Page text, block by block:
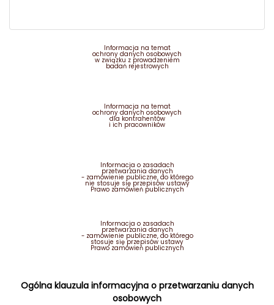
Informacja na temat
ochrony danych osobowych
w związku z prowadzeniem
badań rejestrowych
Informacja na temat
ochrony danych osobowych
dla kontrahentów
i ich pracowników
Informacja o zasadach
przetwarzania danych
- zamówienie publiczne, do którego
nie stosuje się przepisów ustawy
Prawo zamówień publicznych
Informacja o zasadach
przetwarzania danych
- zamówienie publiczne, do którego
stosuje się przepisów ustawy
Prawo zamówień publicznych
Ogólna klauzula informacyjna o przetwarzaniu danych
osobowych